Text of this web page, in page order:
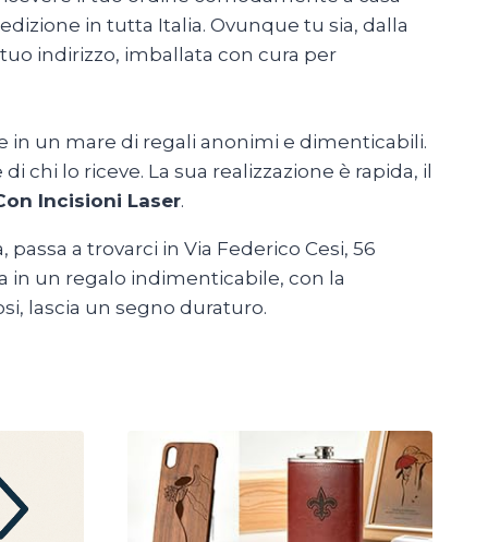
in tutta Italia. Ovunque tu sia, dalla
indirizzo, imballata con cura per
in un mare di regali anonimi e dimenticabili.
chi lo riceve. La sua realizzazione è rapida, il
Incisioni Laser.
a trovarci in Via Federico Cesi, 56
in un regalo indimenticabile, con la
lascia un segno duraturo.